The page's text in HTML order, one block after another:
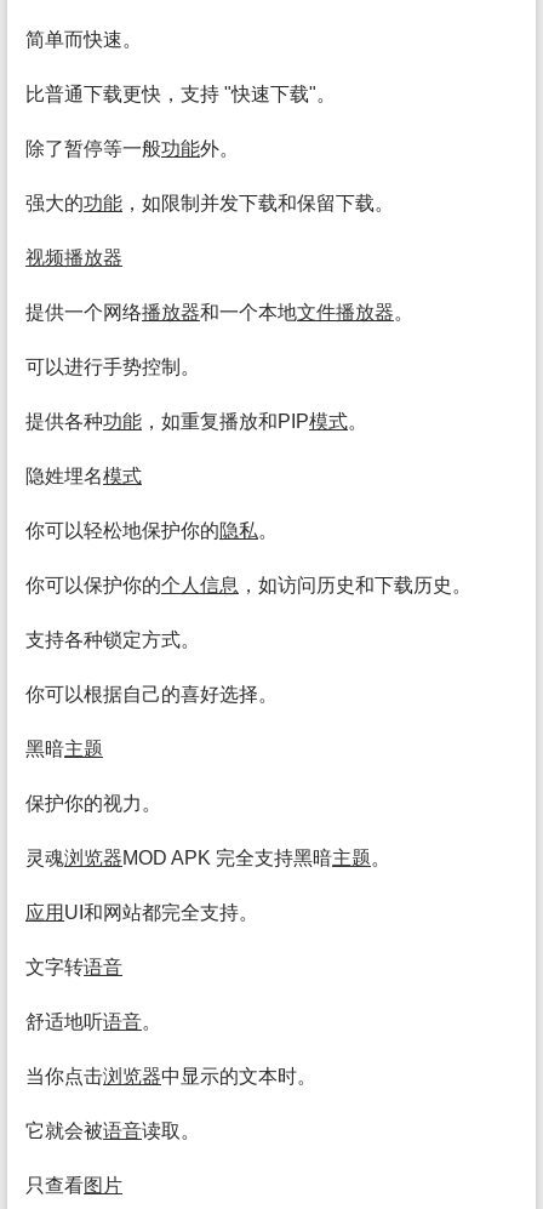
简单而快速。
比普通下载更快，支持 "快速下载"。
除了暂停等一般功能外。
强大的功能 ，如限制并发下载和保留下载。
视频播放器
提供一个网络播放器和一个本地文件播放器。
可以进行手势控制。
提供各种功能 ，如重复播放和PIP模式。
隐姓埋名模式
你可以轻松地保护你的隐私。
你可以保护你的个人 信息 ，如访问历史和下载历史。
支持各种锁定方式。
你可以根据自己的喜好选择。
黑暗主题
保护你的视力。
灵魂浏览器MOD APK 完全支持黑暗主题。
应用 UI和网站都完全支持。
文字转语音
舒适地听语音。
当你点击浏览器中显示的文本时。
它就会被语音读取。
只查看图片